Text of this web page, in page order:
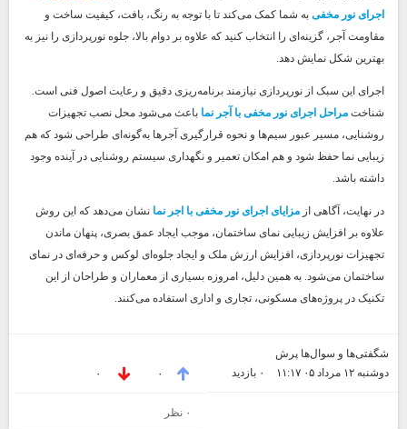
اجرای نور مخفی به شما کمک می‌کند تا با توجه به رنگ، بافت، کیفیت ساخت و
مقاومت آجر، گزینه‌ای را انتخاب کنید که علاوه بر دوام بالا، جلوه نورپردازی را نیز به
بهترین شکل نمایش دهد.
اجرای این سبک از نورپردازی نیازمند برنامه‌ریزی دقیق و رعایت اصول فنی است.
شناخت مراحل اجرای نور مخفی با آجر نما باعث می‌شود محل نصب تجهیزات
روشنایی، مسیر عبور سیم‌ها و نحوه قرارگیری آجرها به‌گونه‌ای طراحی شود که هم
زیبایی نما حفظ شود و هم امکان تعمیر و نگهداری سیستم روشنایی در آینده وجود
داشته باشد.
در نهایت، آگاهی از مزایای اجرای نور مخفی با اجر نما نشان می‌دهد که این روش
علاوه بر افزایش زیبایی نمای ساختمان، موجب ایجاد عمق بصری، پنهان ماندن
تجهیزات نورپردازی، افزایش ارزش ملک و ایجاد جلوه‌ای لوکس و حرفه‌ای در نمای
ساختمان می‌شود. به همین دلیل، امروزه بسیاری از معماران و طراحان از این
تکنیک در پروژه‌های مسکونی، تجاری و اداری استفاده می‌کنند.
شگفتی‌ها و سوال‌ها پرش
دوشنبه ۱۲ مرداد ۰۵ ۱۱:۱۷
۰ بازديد ۰ ۰
۰ نظر